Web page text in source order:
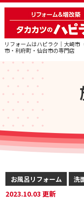
リフォームはハピラク｜大崎市
市・利府町・仙台市の専門店
お風呂リフォーム 洗
2023.10.03 更新